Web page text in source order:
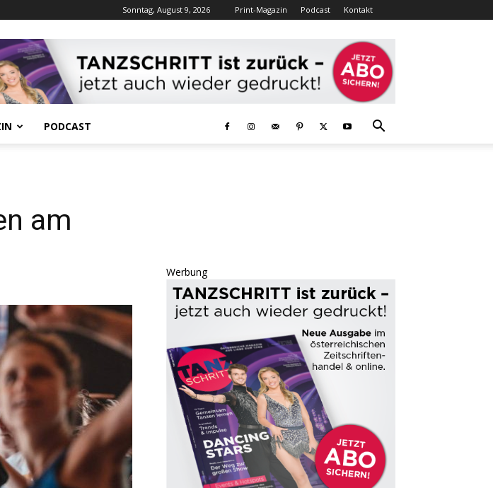
Sonntag, August 9, 2026 Print-Magazin Podcast Kontakt
PODCAST
am
Werbung